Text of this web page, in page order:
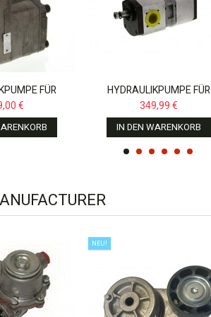
FÜR
€
HYDRAULIKPUMPE FÜR
MASSEY FERGUSON
,RENAULT...
349,99 €
IN DEN WARENKORB
NEU!